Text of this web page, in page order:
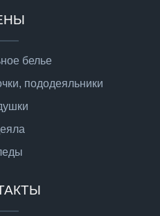
белье
пододеяльники